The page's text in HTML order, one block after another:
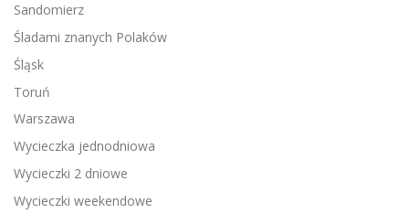
Sandomierz
Śladami znanych Polaków
Śląsk
Toruń
Warszawa
Wycieczka jednodniowa
Wycieczki 2 dniowe
Wycieczki weekendowe